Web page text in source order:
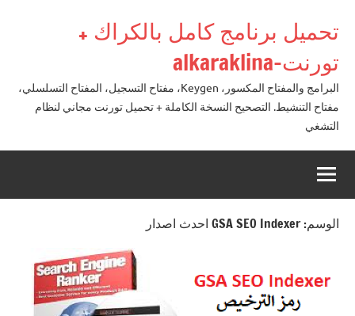
تحميل برنامج كامل بالكراك +
تورنت-alkaraklina
البرامج والمفتاح المكسور، Keygen، مفتاح التسجيل، المفتاح التسلسلي،
مفتاح التنشيط. التصحيح النسخة الكاملة + تحميل تورنت مجاني لنظام
التشغي
الوسم:GSA SEO Indexer احدث اصدار